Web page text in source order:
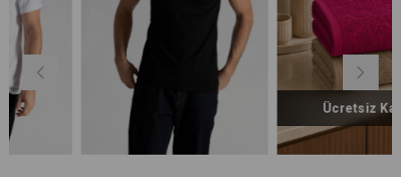
Ücretsiz Kargo